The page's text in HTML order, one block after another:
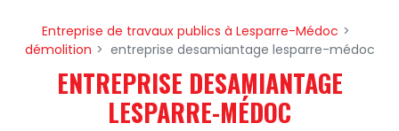
Entreprise de travaux publics à Lesparre-Médoc
démolition
entreprise desamiantage lesparre-médoc
ENTREPRISE DESAMIANTAGE
LESPARRE-MÉDOC